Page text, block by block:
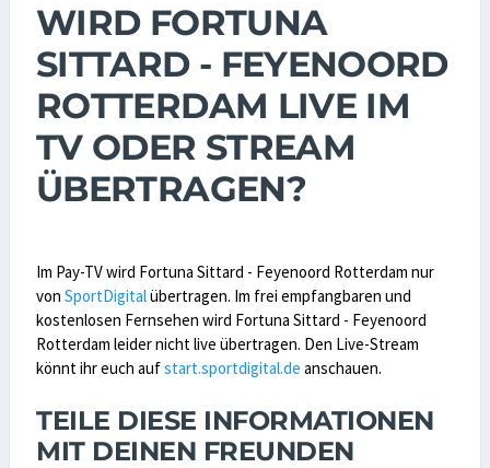
WIRD FORTUNA
SITTARD - FEYENOORD
ROTTERDAM LIVE IM
TV ODER STREAM
ÜBERTRAGEN?
Im Pay-TV wird Fortuna Sittard - Feyenoord Rotterdam nur
von SportDigitalübertragen. Im frei empfangbaren und
kostenlosen Fernsehen wird Fortuna Sittard - Feyenoord
Rotterdam leider nicht live übertragen. Den Live-Stream
könnt ihr euch aufstart.sportdigital.de anschauen.
TEILE DIESE INFORMATIONEN
MIT DEINEN FREUNDEN